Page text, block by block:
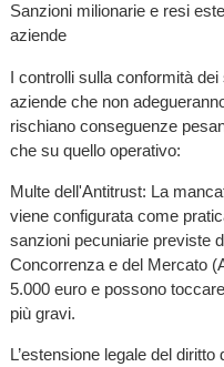
Sanzioni milionarie e resi
aziende
I controlli sulla conformità
aziende che non
rischiano conseguenze
che su quello operativo:
Multe dell'Antitrust: La
viene configurata come
sanzioni pecuniarie previste
Concorrenza e del Mercato
5.000 euro e possono
più gravi.
L’estensione legale del